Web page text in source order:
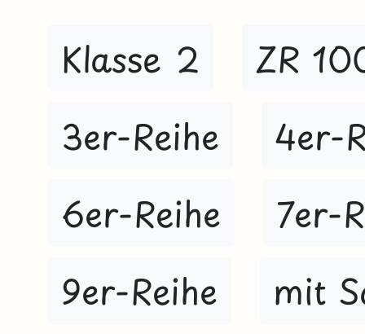
Klasse 2
ZR
3er-Reihe
4er-
6er-Reihe
7er-
9er-Reihe
mit